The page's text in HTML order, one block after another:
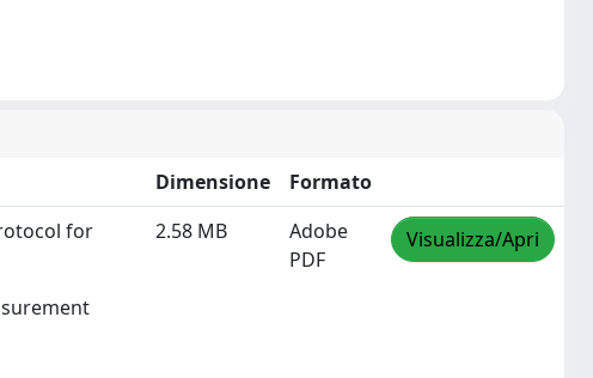
Dimensione
Formato
for
2.58 MB
Adobe
PDF
Visualizza/Apri